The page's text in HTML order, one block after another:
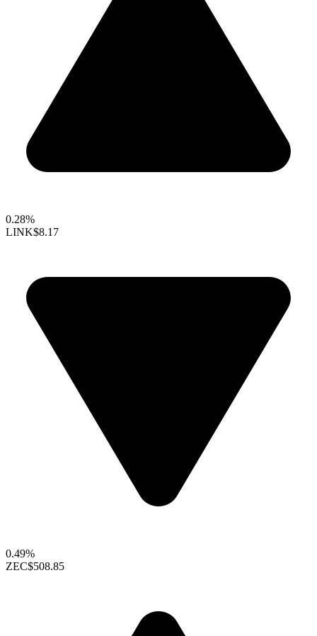
0.28%
LINK$8.17
0.49%
ZEC$508.85